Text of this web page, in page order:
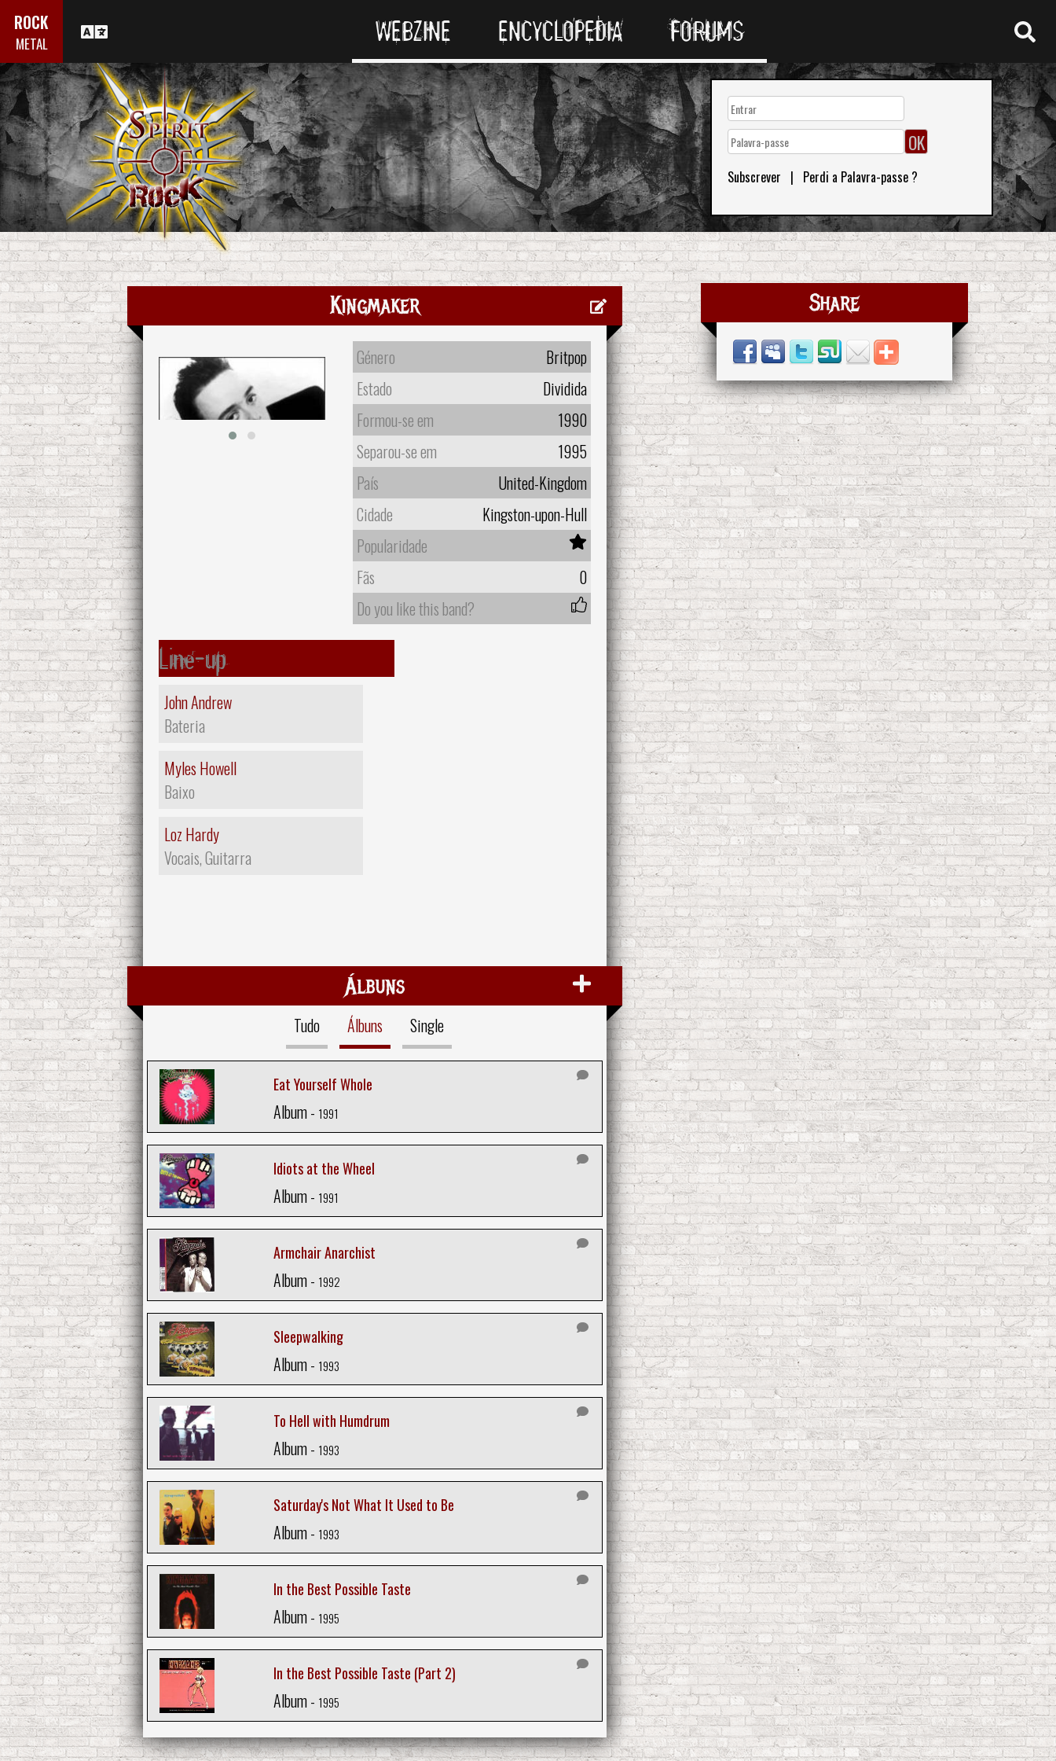
ROCK
METAL WEBZINE ENCYCLOPEDIA FORUMS
Subscrever | Perdi a Palavra-passe ?
Kingmaker
Género
Britpop
Estado
Dividida
Formou-se em
1990
Separou-se em
1995
País
United-Kingdom
Cidade
Kingston-upon-Hull
Popularidade
Fãs
0
Do you like this band?
Line-up
John Andrew
Bateria
Myles Howell
Baixo
Loz Hardy
Vocais, Guitarra
Álbuns
Tudo Álbuns Single
Eat Yourself Whole
Album - 1991
Idiots at the Wheel
Album - 1991
Armchair Anarchist
Album - 1992
Sleepwalking
Album - 1993
To Hell with Humdrum
Album - 1993
Saturday's Not What It Used to Be
Album - 1993
In the Best Possible Taste
Album - 1995
In the Best Possible Taste (Part 2)
Album - 1995
Share